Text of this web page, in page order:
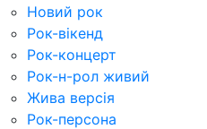
Новий рок
Рок-вікенд
Рок-концерт
Рок-н-рол живий
Жива версія
Рок-персона